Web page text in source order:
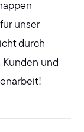
unser
durch
Kunden und